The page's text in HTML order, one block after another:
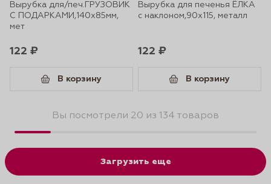
Вырубка для/печ.ГРУЗОВИК
С ПОДАРКАМИ,140х85мм,
мет
122 ₽
В корзину
Вырубка для печенья ЁЛКА
с наклоном,90х115, металл
122 ₽
В корзину
Вы посмотрели 20 из 134 товаров
Загрузить еще